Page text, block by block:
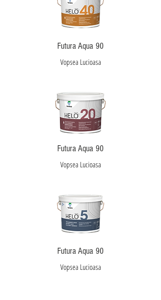
Futura Aqua 90
Vopsea Lucioasa
Futura Aqua 90
Vopsea Lucioasa
Futura Aqua 90
Vopsea Lucioasa